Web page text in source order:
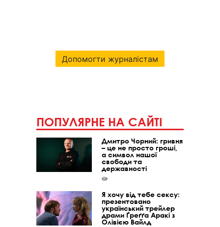
Допомогти журналістам
ПОПУЛЯРНЕ НА САЙТІ
Дмитро Чорний: гривня
– це не просто гроші,
а символ нашої
свободи та
державності
Я хочу від тебе сексу:
презентовано
український трейлер
драми Ґреґґа Аракі з
Олівією Вайлд